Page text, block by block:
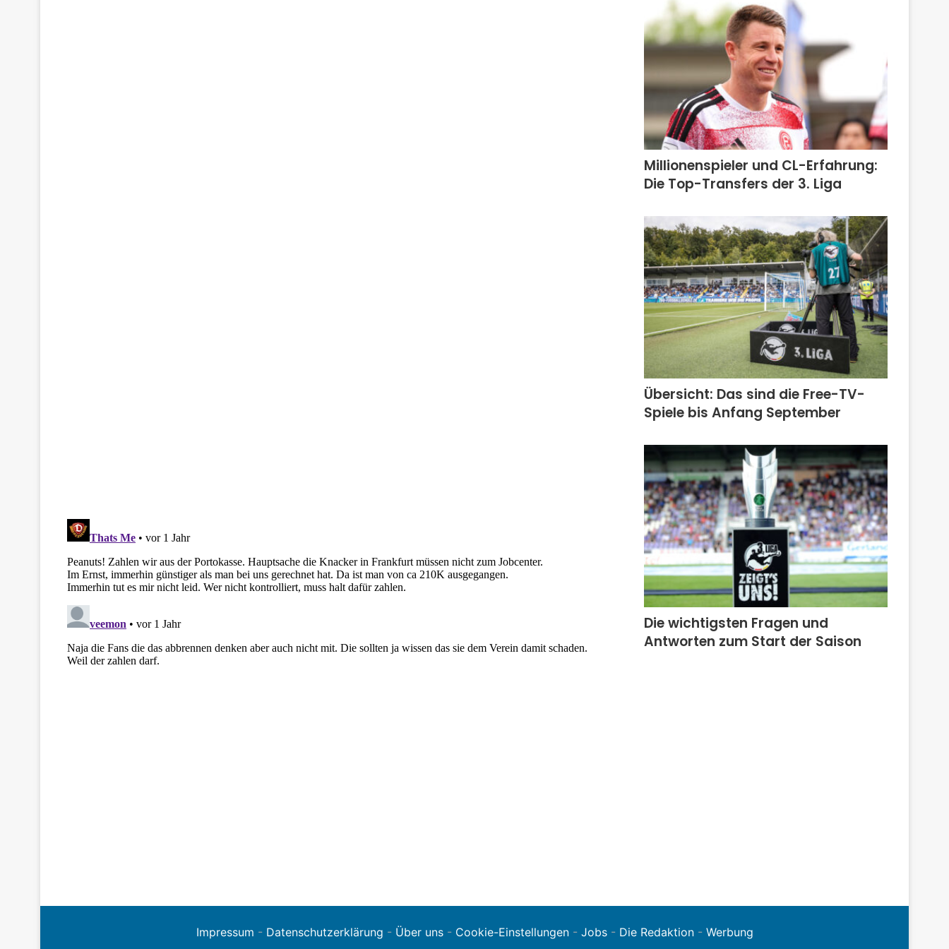
Millionenspieler und CL-Erfahrung:
Die Top-Transfers der 3. Liga
Übersicht: Das sind die Free-TV-
Spiele bis Anfang September
Die wichtigsten Fragen und
Antworten zum Start der Saison
Impressum - Datenschutzerklärung - Über uns- Cookie-Einstellungen- Jobs- Die Redaktion- Werbung